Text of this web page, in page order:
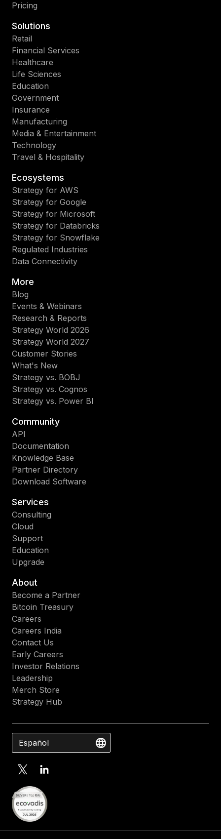
Pricing
Solutions
Retail
Financial Services
Healthcare
Life Sciences
Education
Government
Insurance
Manufacturing
Media & Entertainment
Technology
Travel & Hospitality
Ecosystems
Strategy for AWS
Strategy for Google
Strategy for Microsoft
Strategy for Databricks
Strategy for Snowflake
Regulated Industries
Data Connectivity
More
Blog
Events & Webinars
Research & Reports
Strategy World 2026
Strategy World 2027
Customer Stories
What's New
Strategy vs. BOBJ
Strategy vs. Cognos
Strategy vs. Power BI
Community
API
Documentation
Knowledge Base
Partner Directory
Download Software
Services
Consulting
Cloud
Support
Education
Upgrade
About
Become a Partner
Bitcoin Treasury
Careers
Careers India
Contact Us
Early Careers
Investor Relations
Leadership
Merch Store
Strategy Hub
Español